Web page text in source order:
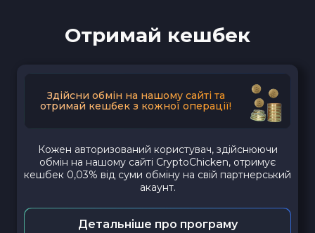
Отримай кешбек
Здійсни обмін на нашому сайті та
отримай кешбек з кожної операції!
Кожен авторизований користувач, здійснюючи
обмін на нашому сайті CryptoChicken, отримує
кешбек 0,03% від суми обміну на свій партнерський
акаунт.
Детальніше про програму